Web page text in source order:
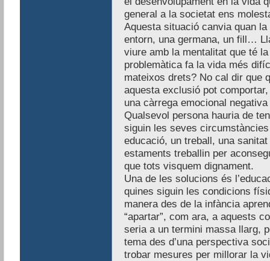
general a la societat ens
Aquesta situació canvia quan
entorn, una germana, un fill…
viure amb la mentalitat que té
problemàtica fa la vida més
mateixos drets? No cal dir que
aquesta exclusió pot
una càrrega emocional
Qualsevol persona hauria de
siguin les seves
educació, un treball, una
estaments treballin per
que tots visquem dignament.
Una de les solucions és
quines siguin les condicions
manera des de la infància
“apartar”, com ara, a aquests
seria a un termini massa llarg,
tema des d’una perspectiva
trobar mesures per millorar la